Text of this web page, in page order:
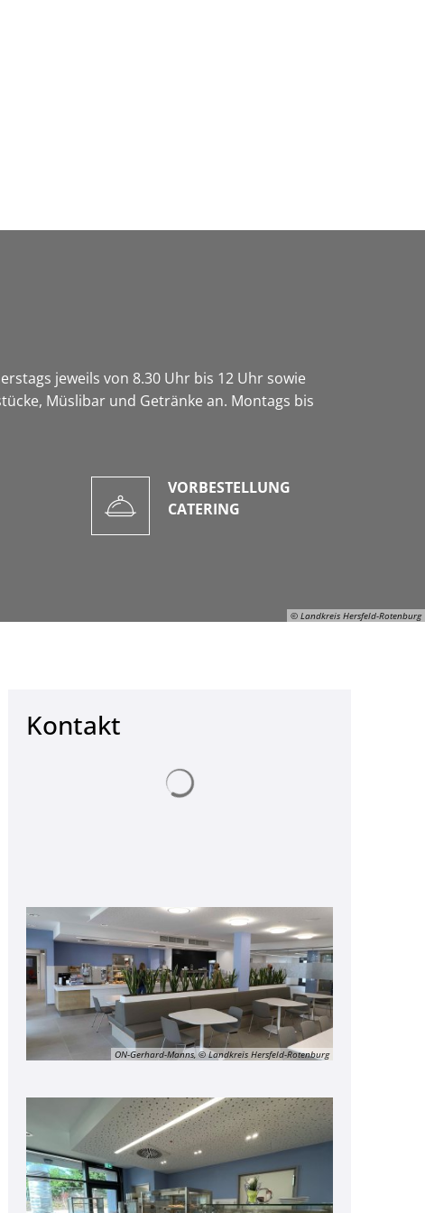
© Landkreis Hersfeld-Rotenburg
jeweils von 8.30 Uhr bis 12 Uhr sowie
Müslibar und Getränke an. Montags bis
VORBESTELLUNG
CATERING
Kontakt
ON-Gerhard-Manns, © Landkreis Hersfeld-Rotenburg